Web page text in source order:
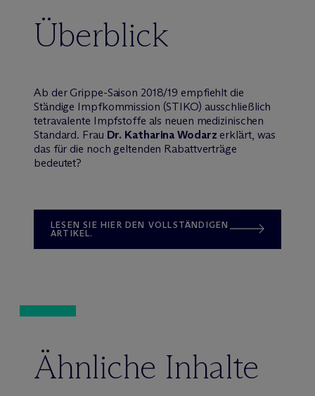
Überblick
Ab der Grippe-Saison 2018/19 empfiehlt die
Ständige Impfkommission (STIKO) ausschließlich
tetravalente Impfstoffe als neuen medizinischen
Standard. Frau Dr. Katharina Wodarz erklärt, was
das für die noch geltenden Rabattverträge
bedeutet?
LESEN SIE HIER DEN VOLLSTÄNDIGEN
ARTIKEL.
Ähnliche Inhalte